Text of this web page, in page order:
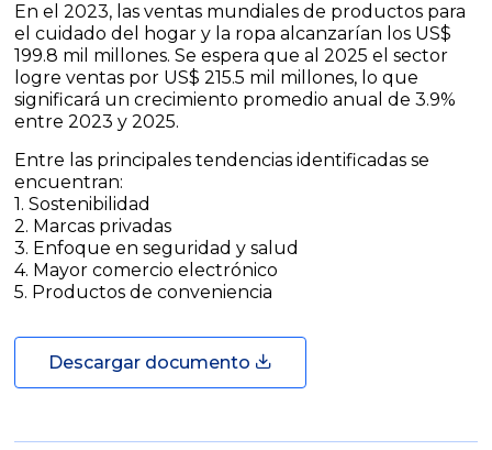
En el 2023, las ventas mundiales de productos para
el cuidado del hogar y la ropa alcanzarían los US$
199.8 mil millones. Se espera que al 2025 el sector
logre ventas por US$ 215.5 mil millones, lo que
significará un crecimiento promedio anual de 3.9%
entre 2023 y 2025.
Entre las principales tendencias identificadas se
encuentran:
1. Sostenibilidad
2. Marcas privadas
3. Enfoque en seguridad y salud
4. Mayor comercio electrónico
5. Productos de conveniencia
Descargar documento